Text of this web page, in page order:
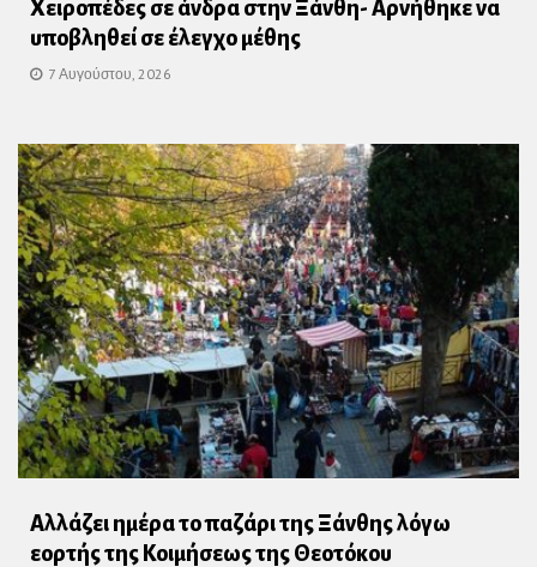
Χειροπέδες σε άνδρα στην Ξάνθη- Αρνήθηκε να
υποβληθεί σε έλεγχο μέθης
7 Αυγούστου, 2026
Αλλάζει ημέρα το παζάρι της Ξάνθης λόγω
εορτής της Κοιμήσεως της Θεοτόκου